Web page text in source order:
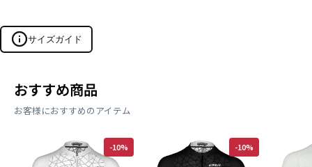
サイズガイド
サイズを探す
エアロスーツ・ジャージ・ビブショーツの3カテゴリーに対応
おすすめ商品
お客様におすすめのアイテム
-10% -10%